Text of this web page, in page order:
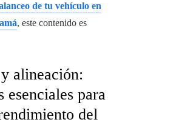
de tu vehículo en
, este contenido es
alineación:
esenciales para
del